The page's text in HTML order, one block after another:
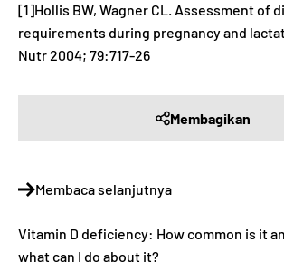
[1]Hollis BW, Wagner CL. Assessment of
requirements during pregnancy and
Nutr 2004; 79:717-26
Membagikan
Membaca selanjutnya
Vitamin D deficiency: How common is it
what can I do about it?